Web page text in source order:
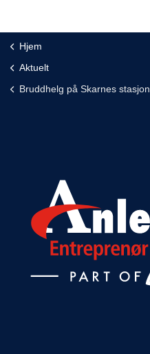
Hjem
Aktuelt
Bruddhelg på Skarnes stasjon